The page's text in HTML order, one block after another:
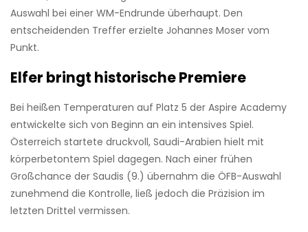
Auswahl bei einer WM-Endrunde überhaupt. Den
entscheidenden Treffer erzielte Johannes Moser vom
Punkt.
Elfer bringt historische Premiere
Bei heißen Temperaturen auf Platz 5 der Aspire Academy
entwickelte sich von Beginn an ein intensives Spiel.
Österreich startete druckvoll, Saudi-Arabien hielt mit
körperbetontem Spiel dagegen. Nach einer frühen
Großchance der Saudis (9.) übernahm die ÖFB-Auswahl
zunehmend die Kontrolle, ließ jedoch die Präzision im
letzten Drittel vermissen.